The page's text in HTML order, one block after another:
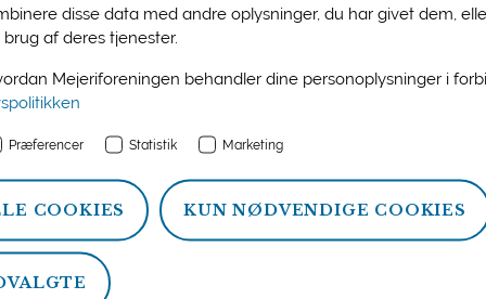
disse data med andre oplysninger, du har givet dem,
af deres tjenester.
Mejeriforeningen behandler dine personoplysninger i
Præferencer Statistik Marketing
COOKIES KUN NØDVENDIGE COOKIES
brød er ikke længere en fast del af danskernes
og det har udfordret mejeriernes salg af især den
i madlavningen frem, og den tendens arbejder både
skub i.
der især fokus på de klassiske gule ostetyper som Danbo
mærke – er ukendte navne især blandt de unge.
til og interessen for de danske oste, blandt
spændende madretter,” siger Senior Marketing Manager i